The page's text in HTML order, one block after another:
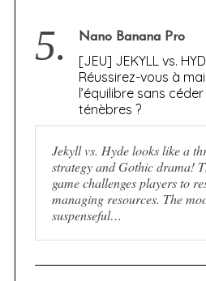
5. Nano Banana Pro
[JEU] JEKYLL vs.
Réussirez-vous à
l’équilibre sans
ténèbres ?
Jekyll vs. Hyde looks like a
strategy and Gothic drama!
game challenges players to
managing resources. The
suspenseful…